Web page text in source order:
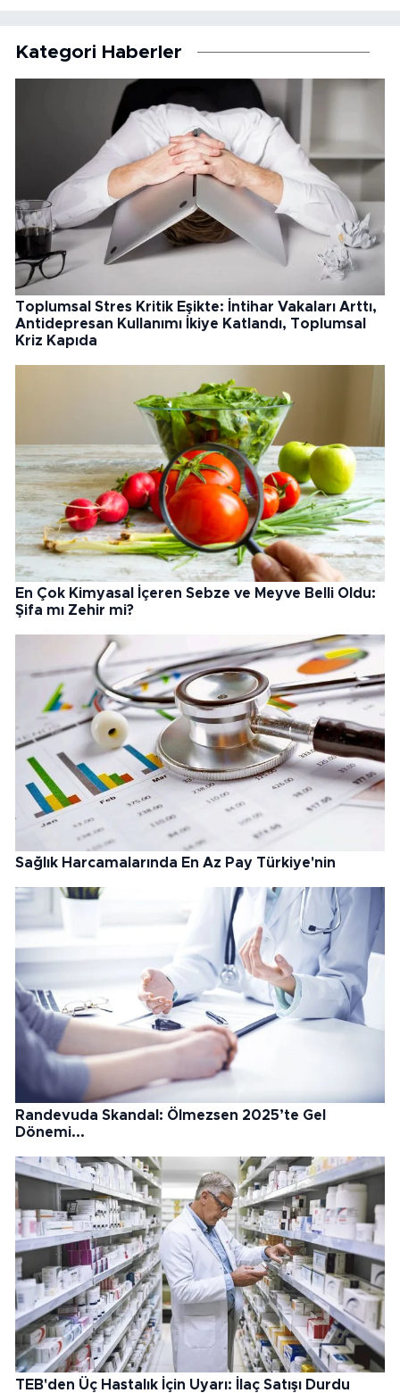
Kategori Haberler
Toplumsal Stres Kritik Eşikte: İntihar Vakaları Arttı,
Antidepresan Kullanımı İkiye Katlandı, Toplumsal
Kriz Kapıda
En Çok Kimyasal İçeren Sebze ve Meyve Belli Oldu:
Şifa mı Zehir mi?
Sağlık Harcamalarında En Az Pay Türkiye'nin
Randevuda Skandal: Ölmezsen 2025’te Gel
Dönemi...
TEB'den Üç Hastalık İçin Uyarı: İlaç Satışı Durdu